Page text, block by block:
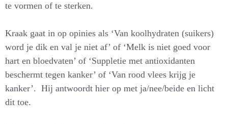
te vormen of te sterken.
Kraak gaat in op opinies als ‘Van koolhydraten (suikers)
word je dik en val je niet af’ of ‘Melk is niet goed voor
hart en bloedvaten’ of ‘Suppletie met antioxidanten
beschermt tegen kanker’ of ‘Van rood vlees krijg je
kanker’. Hij antwoordt hier op met ja/nee/beide en licht
dit toe.